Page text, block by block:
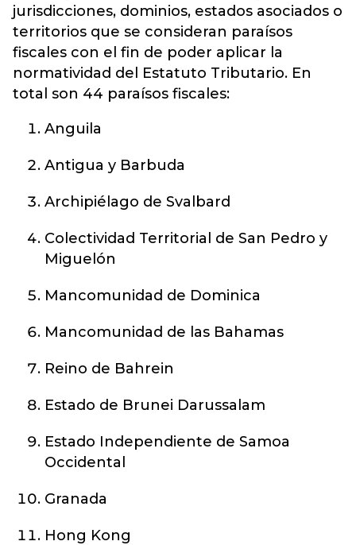
jurisdicciones, dominios, estados asociados o
territorios que se consideran paraísos
fiscales con el fin de poder aplicar la
normatividad del Estatuto Tributario. En
total son 44 paraísos fiscales:
Anguila
Antigua y Barbuda
Archipiélago de Svalbard
Colectividad Territorial de San Pedro y
Miguelón
Mancomunidad de Dominica
Mancomunidad de las Bahamas
Reino de Bahrein
Estado de Brunei Darussalam
Estado Independiente de Samoa
Occidental
Granada
Hong Kong